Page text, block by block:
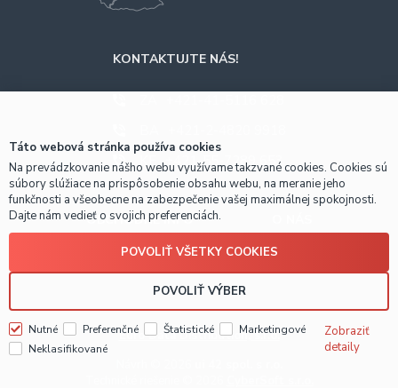
KONTAKTUJTE NÁS!
KE +421-55-7289 653
OBCHODNÉ INFO
Prečo nakúpiť u nás?
Euro Data Distribution, s.r.o.
Táto webová stránka používa cookies
Na prevádzkovanie nášho webu využívame takzvané cookies. Cookies sú
súbory slúžiace na prispôsobenie obsahu webu, na meranie jeho
funkčnosti a všeobecne na zabezpečenie vašej maximálnej spokojnosti.
Dajte nám vedieť o svojich preferenciách.
POVOLIŤ VÝBER
POVOLIŤ VŠETKY COOKIES
Nutné Preferenčné Štatistické
Marketingové
Neklasifikované
Zobraziť
detaily